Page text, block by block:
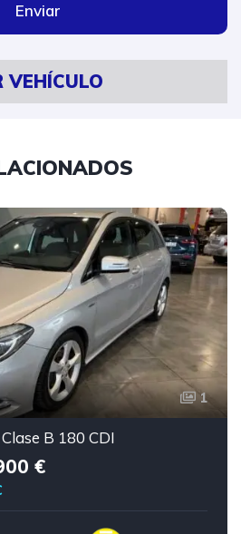
Enviar
VEHÍCULO
1
B 180 CDI
€